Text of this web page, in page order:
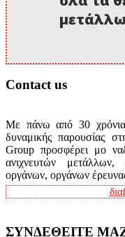
Contact us
Με πάνω από 30 χρόνια
δυναμικής παρουσίας
Group προσφέρει μο
ανιχνευτών μετάλλων,
οργάνων, οργάνων
ΣΥΝΔΕΘΕΙΤΕ